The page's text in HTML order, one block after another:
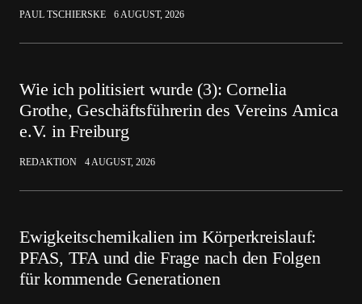
PAUL TSCHIERSKE 6 AUGUST, 2026
Wie ich politisiert wurde (3): Cornelia
Grothe, Geschäftsführerin des Vereins Amica
e.V. in Freiburg
REDAKTION 4 AUGUST, 2026
Ewigkeitschemikalien im Körperkreislauf:
PFAS, TFA und die Frage nach den Folgen
für kommende Generationen